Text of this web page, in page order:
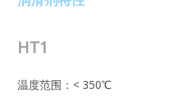
HT1
温度范围：< 350℃